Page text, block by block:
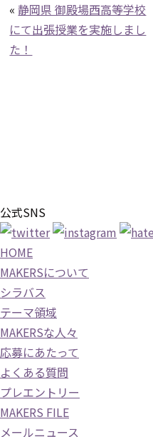
«静岡県 御殿場西高等学校
にて出張授業を実施しまし
た！
公式SNS
HOME
MAKERSについて
シラバス
テーマ領域
MAKERSな人々
応募にあたって
よくある質問
プレエントリー
MAKERS FILE
メールニュース